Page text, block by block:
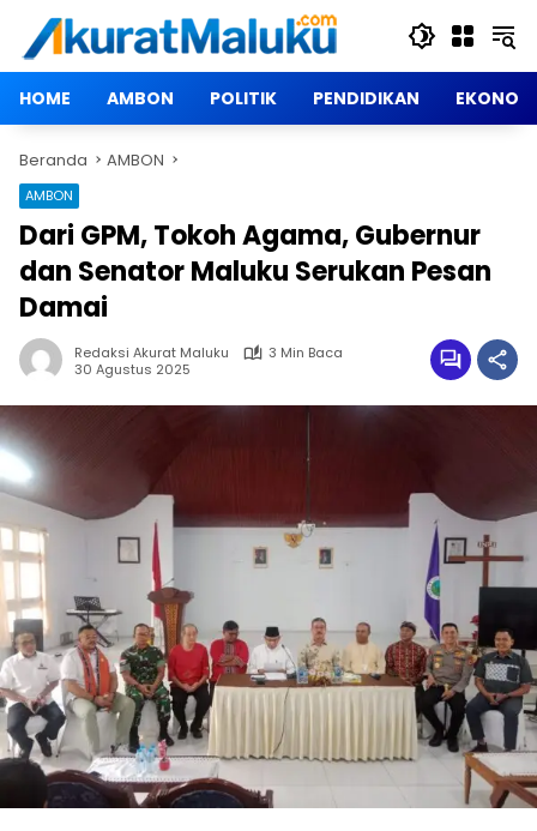
konten
HOME
AMBON POLITIK PENDIDIKAN
Beranda AMBON
AMBON
Dari GPM, Tokoh Agama, Gubernur
dan Senator Maluku Serukan Pesan
Damai
Redaksi Akurat Maluku
3 Min Baca
30 Agustus 2025